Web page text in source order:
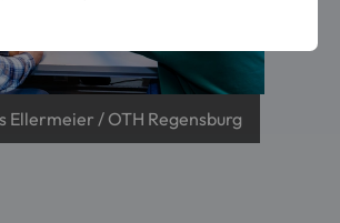
Ellermeier / OTH Regensburg